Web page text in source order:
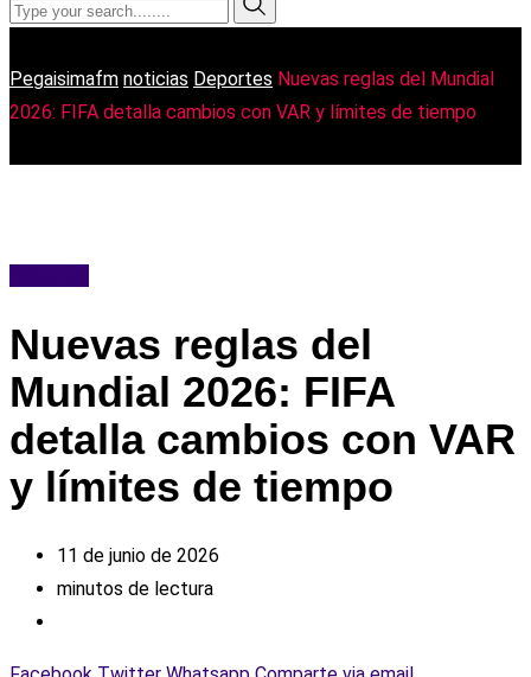
Pegaisimafm noticias Deportes Nuevas reglas del Mundial
2026: FIFA detalla cambios con VAR y límites de tiempo
Nuevas reglas del
Mundial 2026: FIFA
detalla cambios con VAR
y límites de tiempo
11 de junio de 2026
minutos de lectura